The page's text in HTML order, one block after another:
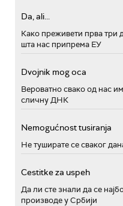
Da, ali...
Како преживети прва три
шта нас припрема ЕУ
Dvojnik mog oca
Вероватно свако од нас
сличну ДНК
Nemogućnost tusiranja
Не туширате се сваког
Cestitke za uspeh
Да ли сте знали да се
производе у Србији